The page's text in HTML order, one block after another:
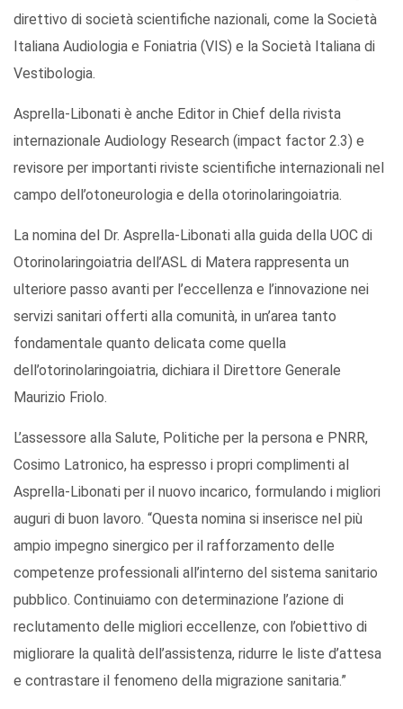
direttivo di società scientifiche nazionali, come la Società
Italiana Audiologia e Foniatria (VIS) e la Società Italiana di
Vestibologia.
Asprella-Libonati è anche Editor in Chief della rivista
internazionale Audiology Research (impact factor 2.3) e
revisore per importanti riviste scientifiche internazionali nel
campo dell’otoneurologia e della otorinolaringoiatria.
La nomina del Dr. Asprella-Libonati alla guida della UOC di
Otorinolaringoiatria dell’ASL di Matera rappresenta un
ulteriore passo avanti per l’eccellenza e l’innovazione nei
servizi sanitari offerti alla comunità, in un’area tanto
fondamentale quanto delicata come quella
dell’otorinolaringoiatria, dichiara il Direttore Generale
Maurizio Friolo.
L’assessore alla Salute, Politiche per la persona e PNRR,
Cosimo Latronico, ha espresso i propri complimenti al
Asprella-Libonati per il nuovo incarico, formulando i migliori
auguri di buon lavoro. “Questa nomina si inserisce nel più
ampio impegno sinergico per il rafforzamento delle
competenze professionali all’interno del sistema sanitario
pubblico. Continuiamo con determinazione l’azione di
reclutamento delle migliori eccellenze, con l’obiettivo di
migliorare la qualità dell’assistenza, ridurre le liste d’attesa
e contrastare il fenomeno della migrazione sanitaria.”